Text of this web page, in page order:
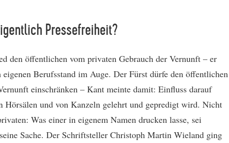
Pressefreiheit?
den öffentlichen vom privaten Gebrauch der Vernunft – er
eigenen Berufsstand im Auge. Der Fürst dürfe den öffentlichen
einschränken – Kant meinte damit: Einfluss darauf
Hörsälen und von Kanzeln gelehrt und gepredigt wird. Nicht
Was einer in eigenem Namen drucken lasse, sei
Sache. Der Schriftsteller Christoph Martin Wieland ging